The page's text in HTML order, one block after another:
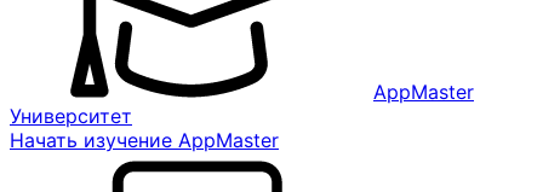
AppMaster
Университет
Начать изучение AppMaster